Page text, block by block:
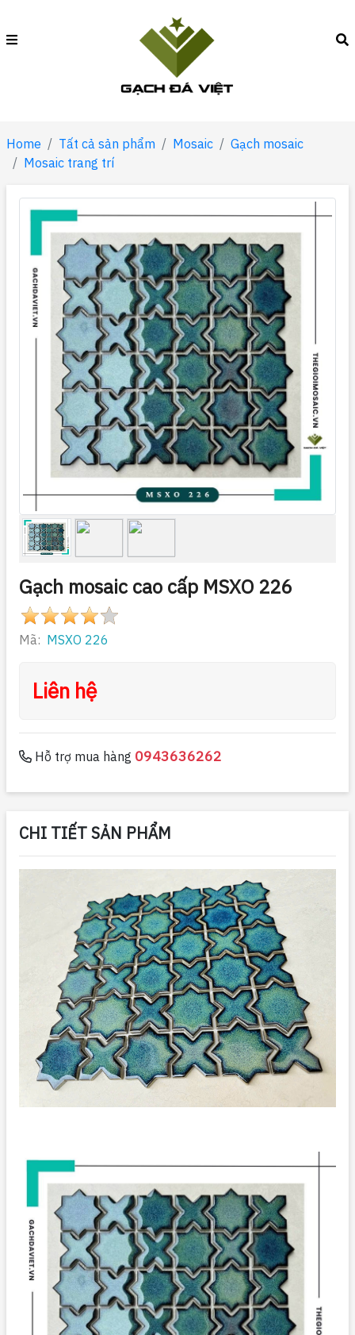
Home Tất cả sản phẩm Mosaic
Gạch mosaic
Mosaic trang trí
Gạch mosaic cao cấp MSXO 226
Mã: MSXO 226
Liên hệ
Hỗ trợ mua hàng 0943636262
CHI TIẾT SẢN PHẨM